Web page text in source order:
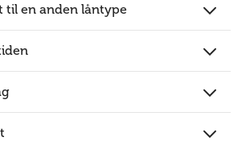
en anden låntype